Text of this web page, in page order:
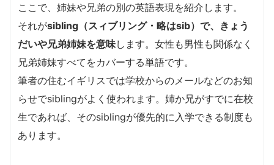
ここで、姉妹や兄弟の別の英語表現を紹介します。
それがsibling（スィブリング・略はsib）で、きょう
だいや兄弟姉妹を意味します。女性も男性も関係なく
兄弟姉妹すべてをカバーする単語です。
筆者の住むイギリスでは学校からのメールなどのお知
らせでsiblingがよく使われます。姉か兄がすでに在校
生であれば、そのsiblingが優先的に入学できる制度も
あります。